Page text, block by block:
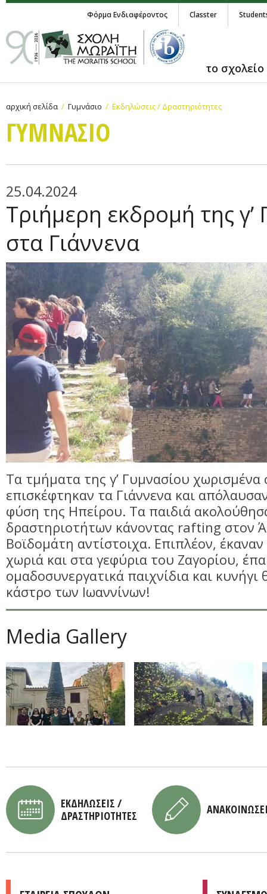
Φόρμα Ενδιαφέροντος Classter
το σχολείο
αρχική σελίδα Γυμνάσιο Εκδηλώσεις / Δραστηριότητες
ΓΥΜΝAΣΙΟ
25.04.2024
Τριήμερη εκδρομή της γ’
στα Γιάννενα
Τα τμήματα της γ’ Γυμνασίου χωρισμένα
επισκέφτηκαν τα Γιάννενα και
φύση της Ηπείρου. Τα παιδιά
δραστηριοτήτων κάνοντας rafting στον
Βοϊδομάτη αντίστοιχα. Επιπλέον,
χωριά και στα γεφύρια του Ζαγορίου,
ομαδοσυνεργατικά παιχνίδια και
κάστρο των Ιωαννίνων!
Media Gallery
ΕΚΔΗΛΩΣΕΙΣ /
ΔΡΑΣΤΗΡΙΟΤΗΤΕΣ